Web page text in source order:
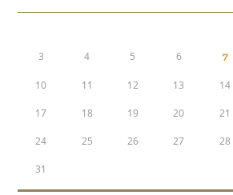
3 4 5 6 7
10 11 12 13 14
17 18 19 20 21
24 25 26 27 28
31